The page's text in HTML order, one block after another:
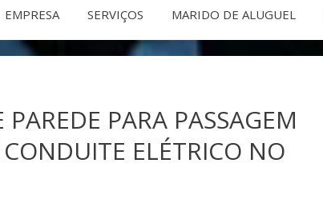
EMPRESA SERVIÇOS MARIDO DE ALUGUEL
PARA PASSAGEM
ELÉTRICO NO